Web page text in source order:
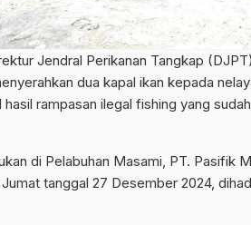
Jendral Perikanan Tangkap
dua kapal ikan kepada
rampasan ilegal fishing yang
di Pelabuhan Masami, PT. Pasifik
tanggal 27 Desember 2024,